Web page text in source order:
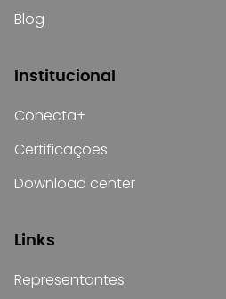
Blog
Institucional
Conecta+
Certificações
Download center
Links
Representantes